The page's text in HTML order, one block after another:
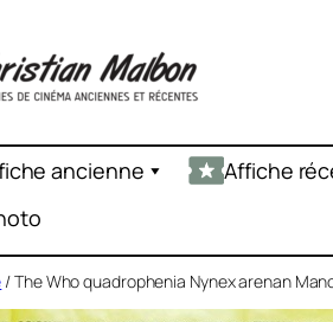
ancienne Affiche
/ The Who quadrophenia Nynex arenan